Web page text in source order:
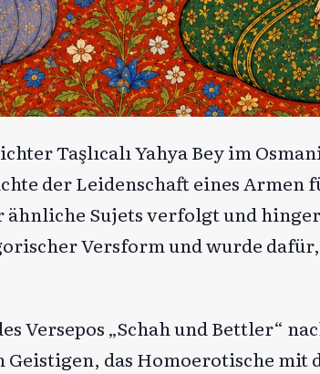
Taşlıcalı Yahya Bey im
der Leidenschaft eines Armen
Sujets verfolgt und
Versform und wurde
Versepos „Schah und Bettler“
Geistigen, das Homoerotische mit